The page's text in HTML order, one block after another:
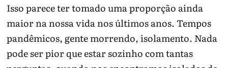
Psicoterapia e, em determinadas situações,
avaliação psiquiátrica ajudam a transformar a
sensação vaga em plano de cuidado.
Nota de segurança: pensamentos de suicídio ou
Isso parece ter tomado uma proporção ainda
maior na nossa vida nos últimos anos. Tempos
pandêmicos, gente morrendo, isolamento. Nada
pode ser pior que estar sozinho com tantas